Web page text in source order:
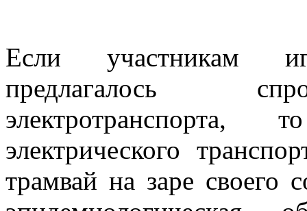
Если участникам
предлагалось
электрического
трамвай на заре своего